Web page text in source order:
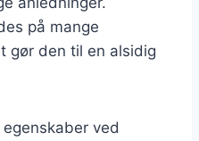
på mange
gør den til en alsidig
ved